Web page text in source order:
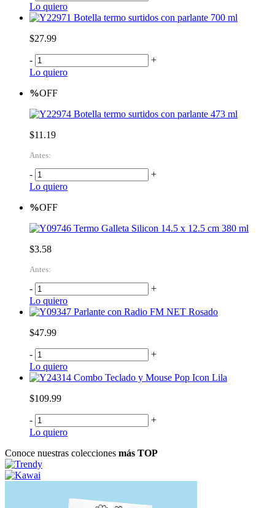
Lo quiero
Botella termo surtidos con parlante 700 ml
$27.99
-
+
Lo quiero
%OFF
Botella termo surtidos con parlante 473 ml
$11.19
Antes:
-
+
Lo quiero
%OFF
Termo Galleta Silicon 14.5 x 12.5 cm 380 ml
$3.58
Antes:
-
+
Lo quiero
Parlante con Radio FM NET Rosado
$47.99
-
+
Lo quiero
Combo Teclado y Mouse Pop Icon Lila
$109.99
-
+
Lo quiero
Conoce nuestras colecciones más TOP